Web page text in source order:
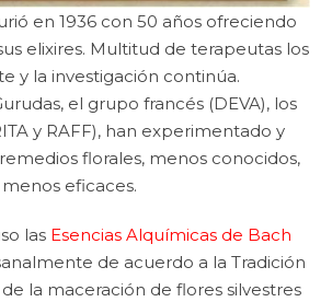
en 1936 con 50 años ofreciendo
elixires. Multitud de terapeutas los
y la investigación continúa.
el grupo francés (DEVA), los
y RAFF), han experimentado y
florales, menos conocidos,
eficaces.
las Esencias Alquímicas de Bach
de acuerdo a la Tradición
la maceración de flores silvestres